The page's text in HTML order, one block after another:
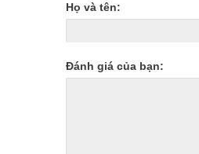
Họ và tên:
Đánh giá của bạn: